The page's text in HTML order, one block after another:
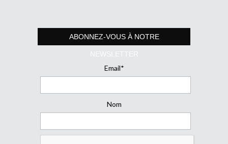
ABONNEZ-VOUS À NOTRE
NEWSLETTER
Email*
Nom